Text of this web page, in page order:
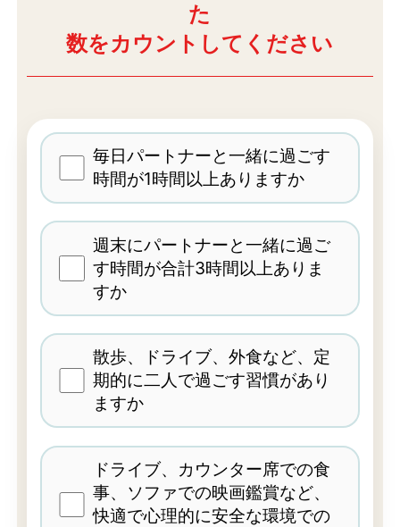
た
数をカウントしてください
毎日パートナーと一緒に過ごす
時間が1時間以上ありますか
週末にパートナーと一緒に過ご
す時間が合計3時間以上ありま
すか
散歩、ドライブ、外食など、定
期的に二人で過ごす習慣があり
ますか
ドライブ、カウンター席での食
事、ソファでの映画鑑賞など、
快適で心理的に安全な環境での